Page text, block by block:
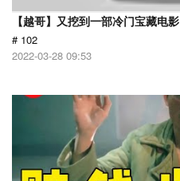
【越哥】又挖到一部冷门宝藏电影
# 102
2022-03-28 09:53